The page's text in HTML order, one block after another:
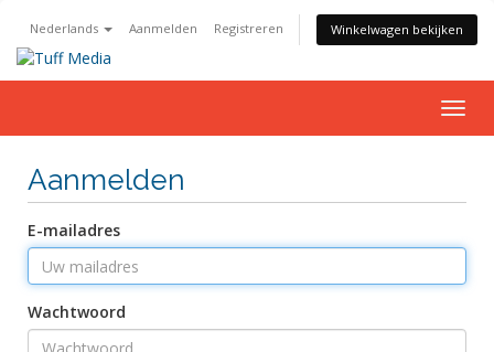
Nederlands Aanmelden Registreren Winkelwagen bekijken
Aanmelden
E-mailadres
Wachtwoord